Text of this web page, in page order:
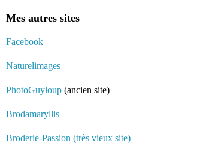
Mes autres sites
Facebook
Naturelimages
PhotoGuyloup (ancien site)
Brodamaryllis
Broderie-Passion (très vieux site)